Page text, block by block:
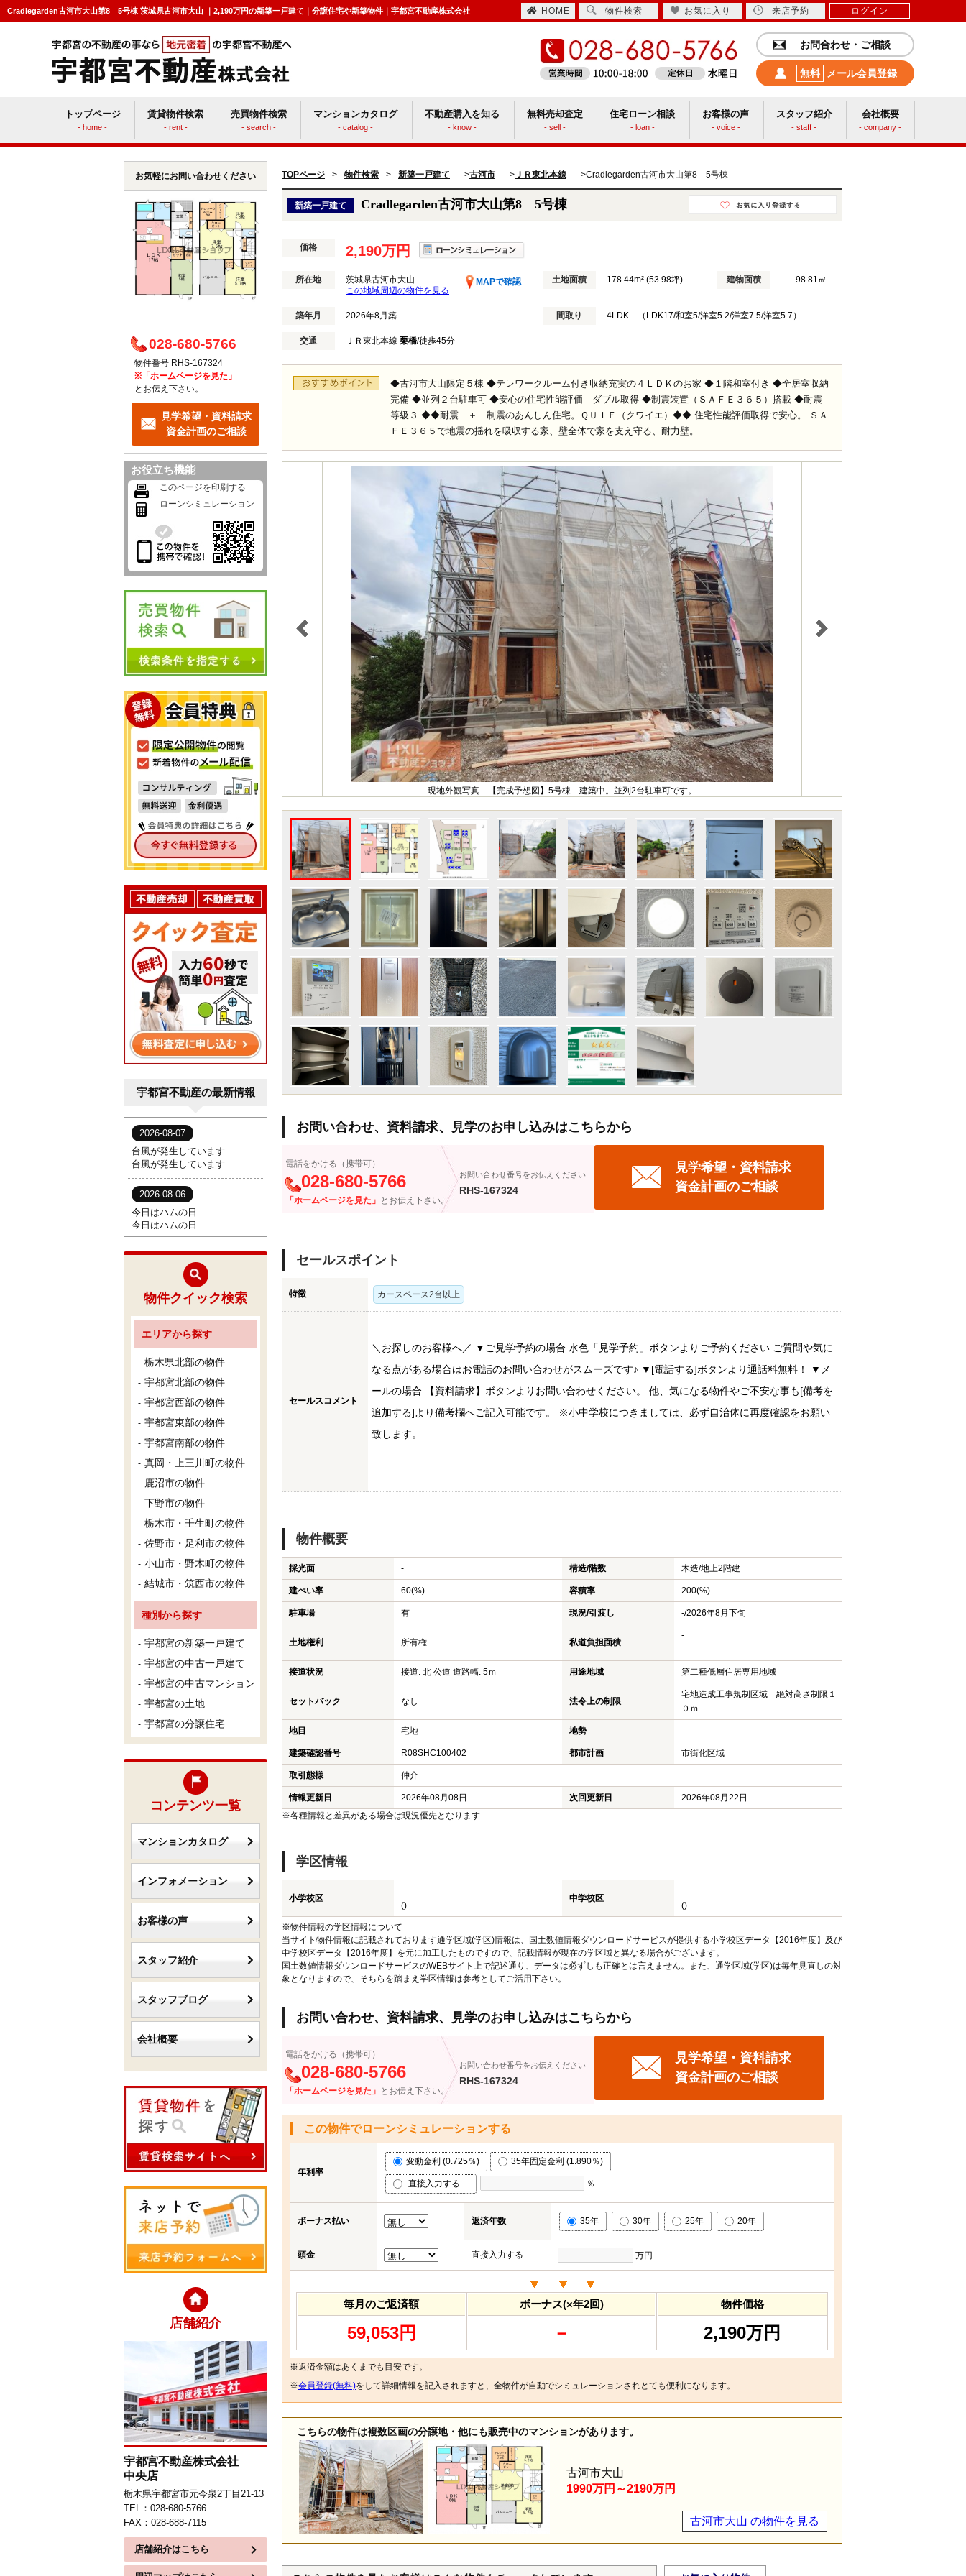
Cradlegarden古河市大山第8 5号棟 茨城県古河市大山 ｜2,190万円の新築一戸建て｜分譲住宅や新築物件｜宇都宮不動産株式会社 HOME 物件検索 お気に入り 来店予約 ログイン
お問合わせ・ご相談
無料 メール会員登録
トップページ
- home -
賃貸物件検索
- rent -
売買物件検索
- search -
マンションカタログ
- catalog -
不動産購入を知る
- know -
賃貸vs持ち家
無料売却査定
- sell -
住宅ローン相談
- loan -
お客様の声
- voice -
スタッフ紹介
- staff -
会社概要
- company -
TOPページ > 物件検索 > 新築一戸建て >古河市 > ＪＲ東北本線 >Cradlegarden古河市大山第8 5号棟
新築一戸建て Cradlegarden古河市大山第8 5号棟
価格 2,190万円
所在地 茨城県古河市大山
MAPで確認
この地域周辺の物件を見る
土地面積 178.44m² (53.98坪) 建物面積 98.81㎡
築年月 2026年8月築 間取り 4LDK （LDK17/和室5/洋室5.2/洋室7.5/洋室5.7）
交通 ＪＲ東北本線 栗橋/徒歩45分
◆古河市大山限定５棟 ◆テレワークルーム付き収納充実の４ＬＤＫのお家 ◆１階和室付き ◆全居室収納
完備 ◆並列２台駐車可 ◆安心の住宅性能評価 ダブル取得 ◆制震装置（ＳＡＦＥ３６５）搭載 ◆耐震
等級３ ◆◆耐震 ＋ 制震のあんしん住宅。ＱＵＩＥ（クワイエ）◆◆ 住宅性能評価取得で安心。 ＳＡ
ＦＥ３６５で地震の揺れを吸収する家、壁全体で家を支え守る、耐力壁。
現地外観写真 【完成予想図】5号棟 建築中。並列2台駐車可です。
お問い合わせ、資料請求、見学のお申し込みはこちらから
電話をかける（携帯可）
028-680-5766
「ホームページを見た」 とお伝え下さい。
お問い合わせ番号をお伝えください
RHS-167324
見学希望・資料請求
資金計画のご相談
セールスポイント
特徴 カースペース2台以上
セールスコメント
＼お探しのお客様へ／ ▼ご見学予約の場合 水色「見学予約」ボタンよりご予約ください ご質問や気に
なる点がある場合はお電話のお問い合わせがスムーズです♪ ▼[電話する]ボタンより通話料無料！ ▼メ
ールの場合 【資料請求】ボタンよりお問い合わせください。 他、気になる物件やご不安な事も[備考を
追加する]より備考欄へご記入可能です。 ※小中学校につきましては、必ず自治体に再度確認をお願い
致します。
物件概要
採光面 - 構造/階数 木造/地上2階建
建ぺい率 60(%) 容積率 200(%)
駐車場 有 現況/引渡し -/2026年8月下旬
土地権利 所有権 私道負担面積
-
接道状況 接道: 北 公道 道路幅: 5ｍ 用途地域 第二種低層住居専用地域
セットバック なし 法令上の制限
宅地造成工事規制区域 絶対高さ制限１
０ｍ
地目 宅地 地勢
建築確認番号 R08SHC100402 都市計画 市街化区域
取引態様 仲介
情報更新日 2026年08月08日 次回更新日
2026年08月22日
※各種情報と差異がある場合は現況優先となります
学区情報
小学校区
()
中学校区
()
※物件情報の学区情報について
当サイト物件情報に記載されております通学区域(学区)情報は、国土数値情報ダウンロードサービスが提供する小学校区データ【2016年度】及び
中学校区データ【2016年度】を元に加工したものですので、記載情報が現在の学区域と異なる場合がございます。
国土数値情報ダウンロードサービスのWEBサイト上で記述通り、データは必ずしも正確とは言えません。また、通学区域(学区)は毎年見直しの対
象となりますので、そちらを踏まえ学区情報は参考としてご活用下さい。
お問い合わせ、資料請求、見学のお申し込みはこちらから
電話をかける（携帯可）
028-680-5766
「ホームページを見た」 とお伝え下さい。
お問い合わせ番号をお伝えください
RHS-167324
見学希望・資料請求
資金計画のご相談
この物件でローンシミュレーションする
年利率
変動金利 (0.725％) 35年固定金利 (1.890％)
直接入力する ％
ボーナス払い 返済年数 35年 30年 25年 20年
頭金 直接入力する 万円
毎月のご返済額
59,053円
ボーナス(×年2回)
－
物件価格
2,190万円
※返済金額はあくまでも目安です。
※会員登録(無料)をして詳細情報を記入されますと、全物件が自動でシミュレーションされとても便利になります。
こちらの物件は複数区画の分譲地・他にも販売中のマンションがあります。
古河市大山 の物件を見る
古河市大山
1990万円～2190万円
お気軽にお問い合わせください
028-680-5766
物件番号 RHS-167324
※「ホームページを見た」
とお伝え下さい。
見学希望・資料請求
資金計画のご相談
お役立ち機能
このページを印刷する
ローンシミュレーション
宇都宮不動産の最新情報
物件クイック検索
エリアから探す
栃木県北部の物件
宇都宮北部の物件
宇都宮西部の物件
宇都宮東部の物件
宇都宮南部の物件
真岡・上三川町の物件
鹿沼市の物件
下野市の物件
栃木市・壬生町の物件
佐野市・足利市の物件
小山市・野木町の物件
結城市・筑西市の物件
種別から探す
宇都宮の新築一戸建て
宇都宮の中古一戸建て
宇都宮の中古マンション
宇都宮の土地
宇都宮の分譲住宅
コンテンツ一覧
マンションカタログ
インフォメーション
お客様の声
スタッフ紹介
スタッフブログ
会社概要
店舗紹介
宇都宮不動産株式会社
中央店
栃木県宇都宮市元今泉2丁目21-13
TEL：028-680-5766
FAX：028-688-7115
店舗紹介はこちら